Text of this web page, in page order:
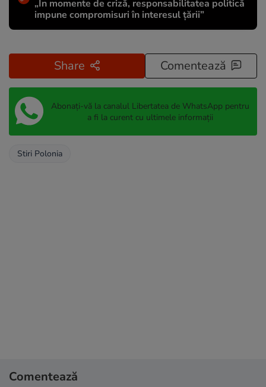
„În momente de criză, responsabilitatea politică
impune compromisuri în interesul țării”
Share Comentează
Abonați-vă la canalul Libertatea de WhatsApp pentru
a fi la curent cu ultimele informații
Stiri Polonia
Comentează